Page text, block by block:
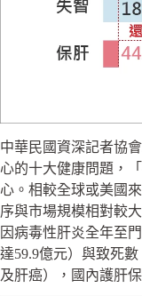
中華民國資深記者協
心的十大健康問題，
心。相較全球或美國
序與市場規模相對較
因病毒性肝炎全年至
達59.9億元）與致死
及肝癌），國內護肝